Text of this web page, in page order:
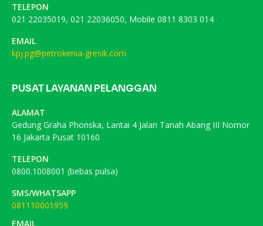
TELEPON
021 22035019, 021 22036050, Mobile 0811 8303 014
EMAIL
kpj.pg@petrokimia-gresik.com
PUSAT LAYANAN PELANGGAN
ALAMAT
Gedung Graha Phonska, Lantai 4 Jalan Tanah Abang III Nomor
16 Jakarta Pusat 10160
TELEPON
0800.1008001 (bebas pulsa)
SMS/WHATSAPP
081110001959
EMAIL